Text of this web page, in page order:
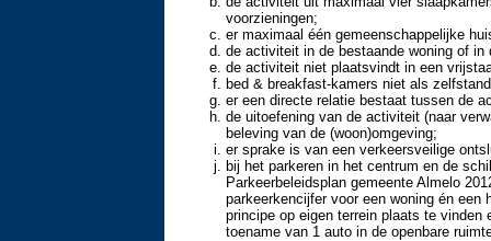
voorzieningen;
er maximaal één gemeenschappelijke
de activiteit in de bestaande woning of in
de activiteit niet plaatsvindt in een
bed & breakfast-kamers niet als
er een directe relatie bestaat tussen de
de uitoefening van de activiteit (naar
beleving van de (woon)omgeving;
er sprake is van een verkeersveilige
bij het parkeren in het centrum en de
Parkeerbeleidsplan gemeente Almelo
parkeerkencijfer voor een woning én
principe op eigen terrein plaats te
toename van 1 auto in de openbare